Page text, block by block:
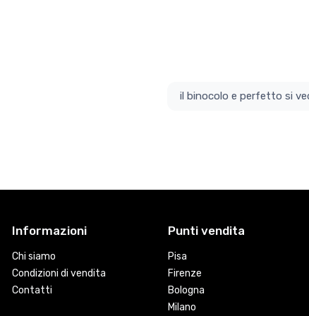
il
Informazioni
Chi siamo
Condizioni di vendita
Contatti
Punti vendita
Pisa
Firenze
Bologna
Milano